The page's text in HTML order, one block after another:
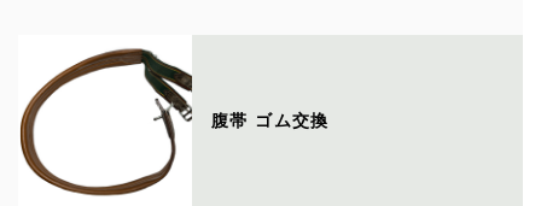
腹帯 ゴム交換